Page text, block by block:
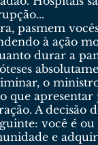
pasmem
à ação
durar a
o
que
A decisão
você é
e